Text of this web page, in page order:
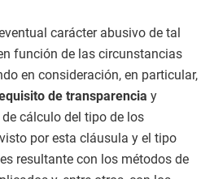
carácter abusivo de tal
función de las circunstancias
en consideración, en particular,
de transparencia y
cálculo del tipo de los
por esta cláusula y el tipo
resultante con los métodos de